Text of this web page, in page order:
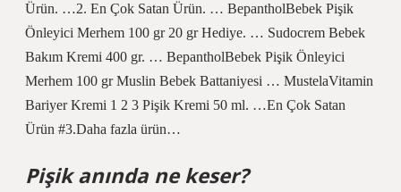
Ürün. …2. En Çok Satan Ürün. … BepantholBebek Pişik
Önleyici Merhem 100 gr 20 gr Hediye. … Sudocrem Bebek
Bakım Kremi 400 gr. … BepantholBebek Pişik Önleyici
Merhem 100 gr Muslin Bebek Battaniyesi … MustelaVitamin
Bariyer Kremi 1 2 3 Pişik Kremi 50 ml. …En Çok Satan
Ürün #3.Daha fazla ürün…
Pişik anında ne keser?